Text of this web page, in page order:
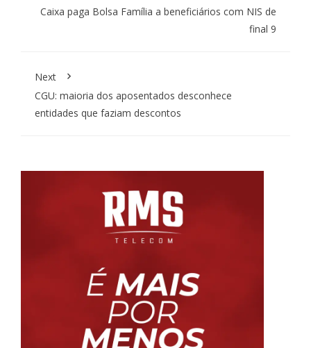
Caixa paga Bolsa Família a beneficiários com NIS de
final 9
Next
CGU: maioria dos aposentados desconhece
entidades que faziam descontos